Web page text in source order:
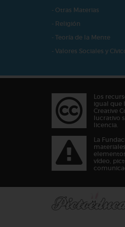
- Otras Materias
- Religión
- Teoría de la Mente
- Valores Sociales y
Los
igual que
Creative
lucrativo
licencia.
La
vídeo,